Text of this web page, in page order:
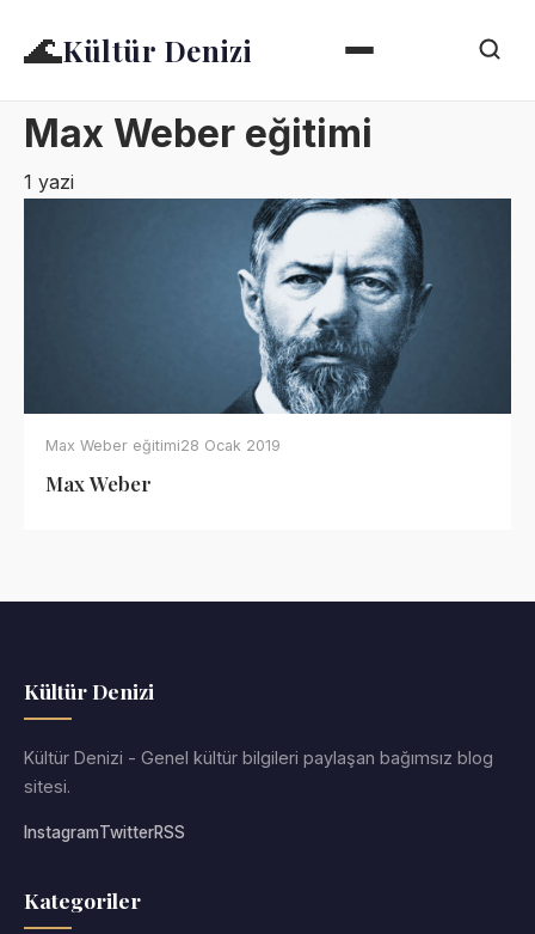
🌊Kültür Denizi
Max Weber eğitimi
1 yazi
Max Weber eğitimi28 Ocak 2019
Max Weber
Kültür Denizi
Kültür Denizi - Genel kültür bilgileri paylaşan bağımsız blog
sitesi.
InstagramTwitterRSS
Kategoriler